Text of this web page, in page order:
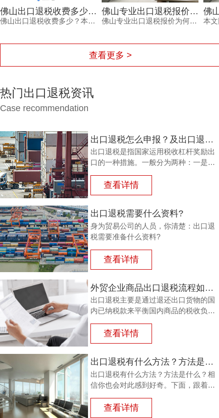
佛山出口退税收费多少？别让低价蒙住眼，这笔账这样算
佛山出口退税收费多少？本文从是否做账、价格优势、服务保障三个角度，分析外贸企业选择退税服务时真正应该关注的成本与风险，强调透明收费与成功退款的保障。
佛山专业出口退税报价差在哪？财税公司认准三项硬指标
佛山专业出口退税报价为何存在差异？专业的财税公司会根据是否需要辅助报关申请产地证、报关单量以及收入结构三个维度确认服务范围与风险成本。鸿裕财税在报价前会逐一摸清这些要素，让外贸企业看到价格背后的专业依据。
查看更多 >
热门出口退税资讯
Case recommendation
出口退税怎么申报？及出口退税怎么进行填写增值税申报表?
出口退税是指国家运用税收杠杆奖励出
口的一种措施。一般分为两种：一是退
或半成品，加工制成产品出口时，退还
其已纳的进口税。
查看详情
出口退税需要什么资料?
身为贸易公司的人员，你清楚：出口退
税需要准备什么资料?
查看详情
外贸企业商品出口退税流程如何？鸿裕以鞋业公司申请出口退税为例
出口退税主要是通过退还出口货物的国
内已纳税款来平衡国内商品的税收负
品出口退税流程如何？能退多少？广州
鸿裕财税以下用案例说明。
查看详情
出口退税有什么方法？方法是什么？
出口退税有什么方法？方法是什么？相
信你也会对此感到好奇。下面，跟着广
查看详情